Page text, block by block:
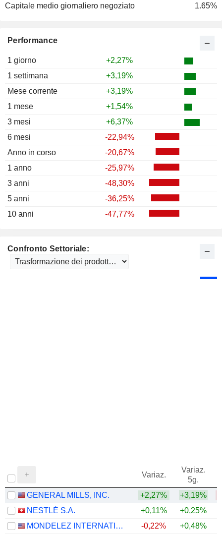
Performance
1 giorno
+2,27%
1 settimana
+3,19%
Mese corrente
+3,19%
1 mese
+1,54%
3 mesi
+6,37%
6 mesi
-22,94%
Anno in corso
-20,67%
1 anno
-25,97%
3 anni
-48,30%
5 anni
-36,25%
10 anni
-47,77%
Capitale medio giornaliero negoziato
1.65%
Confronto Settoriale:
Variaz.
Variaz.
5g.
GENERAL MILLS, INC. +2,27% +3,19%
NESTLÉ S.A.
+0,11% +0,25%
MONDELEZ INTERNATIONAL, INC.
-0,22% +0,48%
1992
-6,96%
1990
1989
+39,52%
1988
+4,53%
1987
+15,07%
1986
+41,10%
1985
+20,15%
1984
-2,63%
1983
+7,18%
1982
+35,89%
1981
+32,87%
1980
+8,00%
1979
-15,61%
1976
+15,06%